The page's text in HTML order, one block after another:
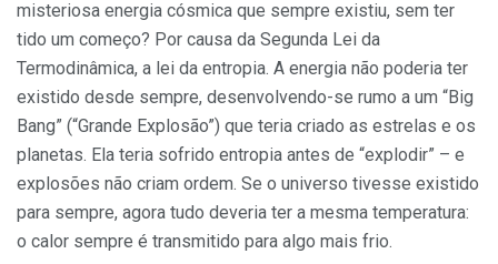
misteriosa energia cósmica que sempre existiu, sem ter
tido um começo? Por causa da Segunda Lei da
Termodinâmica, a lei da entropia. A energia não poderia ter
existido desde sempre, desenvolvendo-se rumo a um “Big
Bang” (“Grande Explosão”) que teria criado as estrelas e os
planetas. Ela teria sofrido entropia antes de “explodir” – e
explosões não criam ordem. Se o universo tivesse existido
para sempre, agora tudo deveria ter a mesma temperatura:
o calor sempre é transmitido para algo mais frio.